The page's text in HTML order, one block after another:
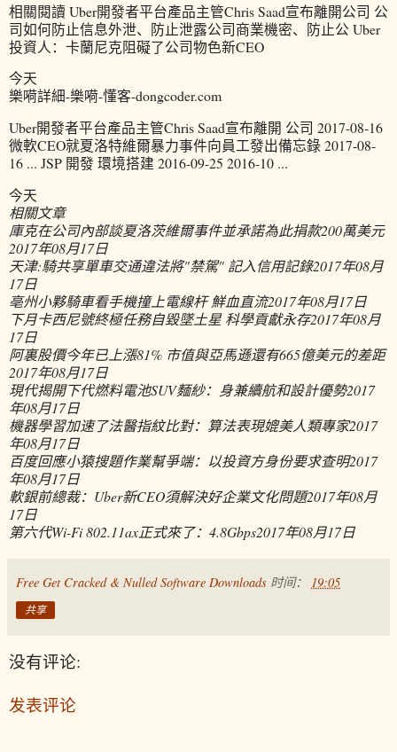
相關閱讀 Uber開發者平台產品主管Chris Saad宣布離開公司 公
司如何防止信息外泄、防止泄露公司商業機密、防止公 Uber
投資人：卡蘭尼克阻礙了公司物色新CEO
今天
樂嗬詳細-樂嗬-懂客-dongcoder.com
Uber開發者平台產品主管Chris Saad宣布離開 公司 2017-08-16
微軟CEO就夏洛特維爾暴力事件向員工發出備忘錄 2017-08-
16 ... JSP 開發 環境搭建 2016-09-25 2016-10 ...
今天
相關文章
庫克在公司內部談夏洛茨維爾事件並承諾為此捐款200萬美元
2017年08月17日
天津:騎共享單車交通違法將"禁駕" 記入信用記錄2017年08月
17日
亳州小夥騎車看手機撞上電線杆 鮮血直流2017年08月17日
下月卡西尼號終極任務自毀墜土星 科學貢獻永存2017年08月
17日
阿裏股價今年已上漲81% 市值與亞馬遜還有665億美元的差距
2017年08月17日
現代揭開下代燃料電池SUV麵紗：身兼續航和設計優勢2017
年08月17日
機器學習加速了法醫指紋比對：算法表現媲美人類專家2017
年08月17日
百度回應小猿搜題作業幫爭端：以投資方身份要求查明2017
年08月17日
軟銀前總裁：Uber新CEO須解決好企業文化問題2017年08月
17日
第六代Wi-Fi 802.11ax正式來了：4.8Gbps2017年08月17日
Free Get Cracked & Nulled Software Downloads 时间： 19:05
共享
没有评论:
发表评论